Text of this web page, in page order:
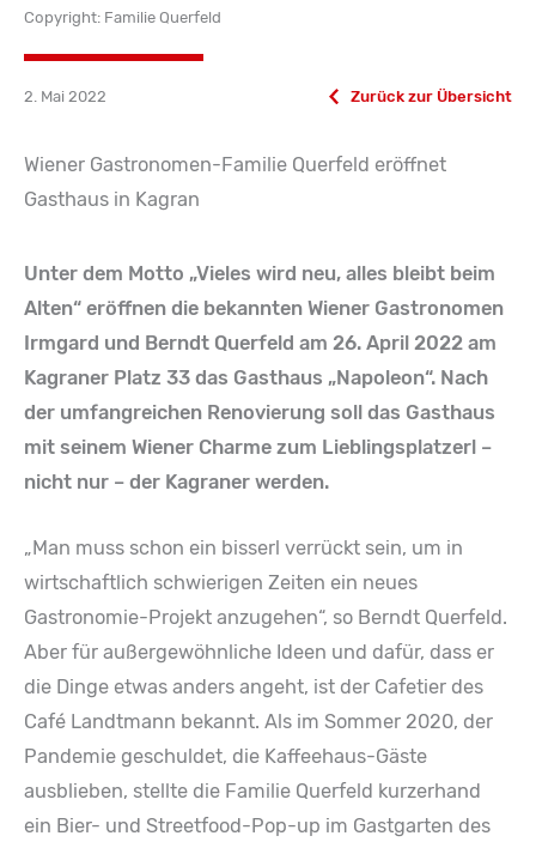
Copyright: Familie Querfeld
2. Mai 2022 Zurück zur Übersicht
Wiener Gastronomen-Familie Querfeld eröffnet
Gasthaus in Kagran
Unter dem Motto „Vieles wird neu, alles bleibt beim
Alten“ eröffnen die bekannten Wiener Gastronomen
Irmgard und Berndt Querfeld am 26. April 2022 am
Kagraner Platz 33 das Gasthaus „Napoleon“. Nach
der umfangreichen Renovierung soll das Gasthaus
mit seinem Wiener Charme zum Lieblingsplatzerl –
nicht nur – der Kagraner werden.
„Man muss schon ein bisserl verrückt sein, um in
wirtschaftlich schwierigen Zeiten ein neues
Gastronomie-Projekt anzugehen“, so Berndt Querfeld.
Aber für außergewöhnliche Ideen und dafür, dass er
die Dinge etwas anders angeht, ist der Cafetier des
Café Landtmann bekannt. Als im Sommer 2020, der
Pandemie geschuldet, die Kaffeehaus-Gäste
ausblieben, stellte die Familie Querfeld kurzerhand
ein Bier- und Streetfood-Pop-up im Gastgarten des